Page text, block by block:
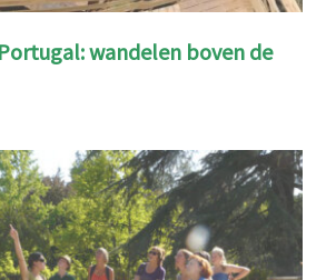
wandelen boven de